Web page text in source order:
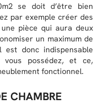
se doit d’être bien
par exemple créer des
pièce qui aura deux
un maximum de
donc indispensable
vous possédez, et ce,
fonctionnel.
CHAMBRE